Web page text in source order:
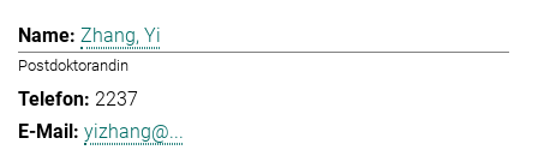
Zhang, Yi
Postdoktorandin
2237
yizhang@...